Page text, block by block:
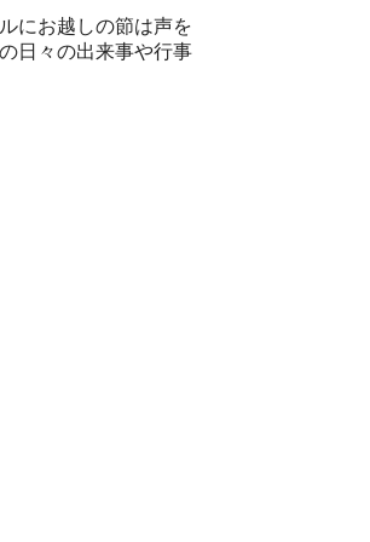
にお越しの節は声を
日々の出来事や行事